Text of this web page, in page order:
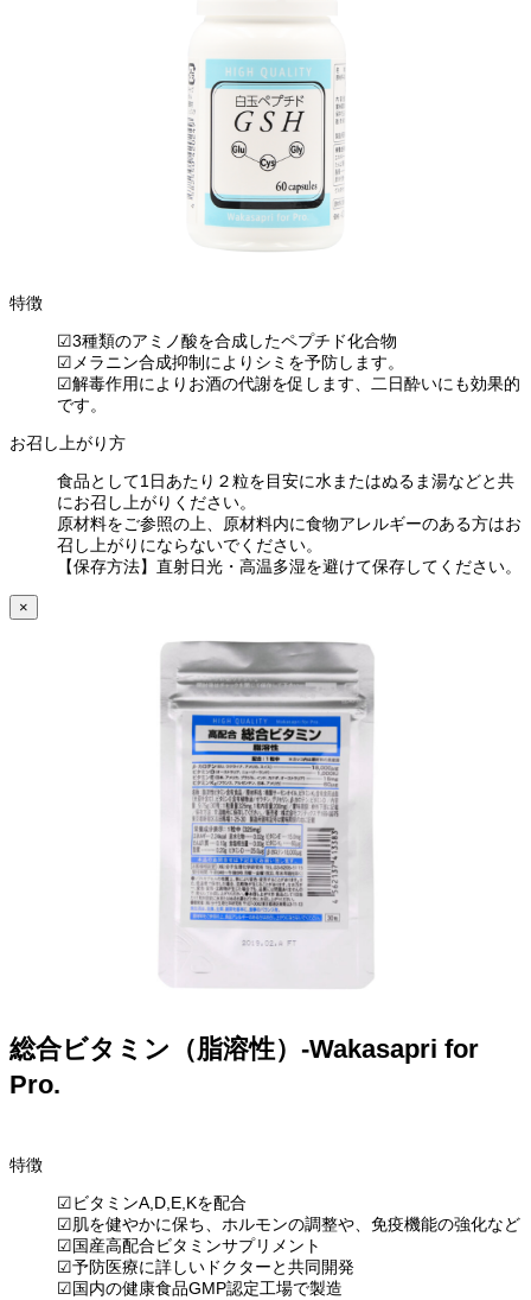
特徴
☑3種類のアミノ酸を合成したペプチド化合物
☑メラニン合成抑制によりシミを予防します。
☑解毒作用によりお酒の代謝を促します、二日酔いにも効果的
です。
お召し上がり方
食品として1日あたり２粒を目安に水またはぬるま湯などと共
にお召し上がりください。
原材料をご参照の上、原材料内に食物アレルギーのある方はお
召し上がりにならないでください。
【保存方法】直射日光・高温多湿を避けて保存してください。
×
総合ビタミン（脂溶性）-Wakasapri for
Pro.
特徴
☑ビタミンA,D,E,Kを配合
☑肌を健やかに保ち、ホルモンの調整や、免疫機能の強化など
☑国産高配合ビタミンサプリメント
☑予防医療に詳しいドクターと共同開発
☑国内の健康食品GMP認定工場で製造